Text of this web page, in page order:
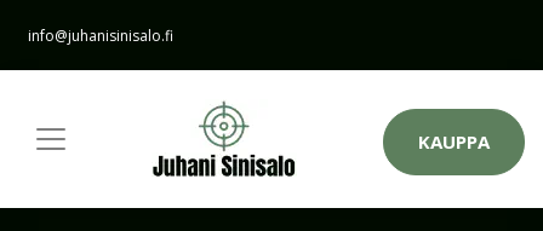
info@juhanisinisalo.fi
KAUPPA